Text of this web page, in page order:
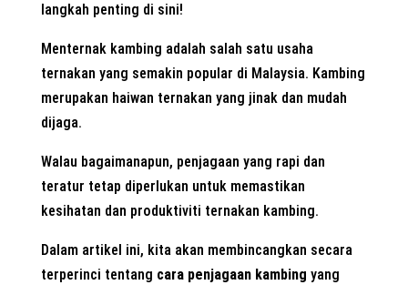
langkah penting di sini!
Menternak kambing adalah salah satu usaha
ternakan yang semakin popular di Malaysia. Kambing
merupakan haiwan ternakan yang jinak dan mudah
dijaga.
Walau bagaimanapun, penjagaan yang rapi dan
teratur tetap diperlukan untuk memastikan
kesihatan dan produktiviti ternakan kambing.
Dalam artikel ini, kita akan membincangkan secara
terperinci tentang cara penjagaan kambing yang